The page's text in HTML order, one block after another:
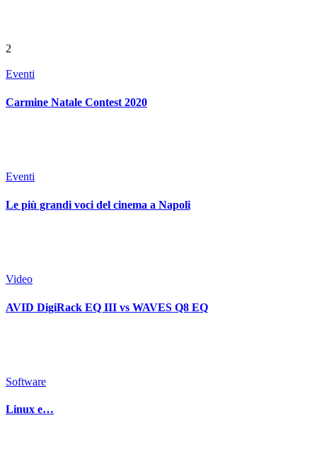
2
Eventi
Carmine Natale Contest 2020
Eventi
Le più grandi voci del cinema a Napoli
Video
AVID DigiRack EQ III vs WAVES Q8 EQ
Software
Linux e…